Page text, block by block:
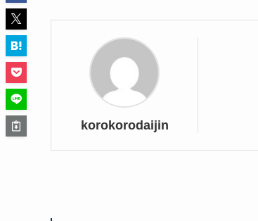
korokorodaijin